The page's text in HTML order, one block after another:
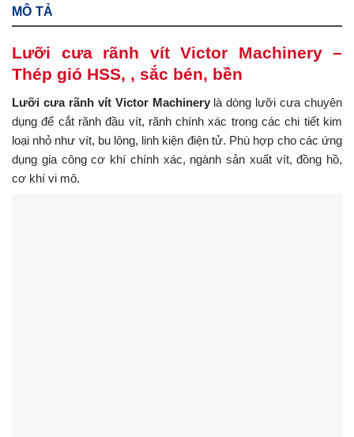
MÔ TẢ
Lưỡi cưa rãnh vít Victor Machinery –
Thép gió HSS, , sắc bén, bền
Lưỡi cưa rãnh vít Victor Machinery là dòng lưỡi cưa chuyên
dụng để cắt rãnh đầu vít, rãnh chính xác trong các chi tiết kim
loại nhỏ như vít, bu lông, linh kiện điện tử. Phù hợp cho các ứng
dụng gia công cơ khí chính xác, ngành sản xuất vít, đồng hồ,
cơ khí vi mô.